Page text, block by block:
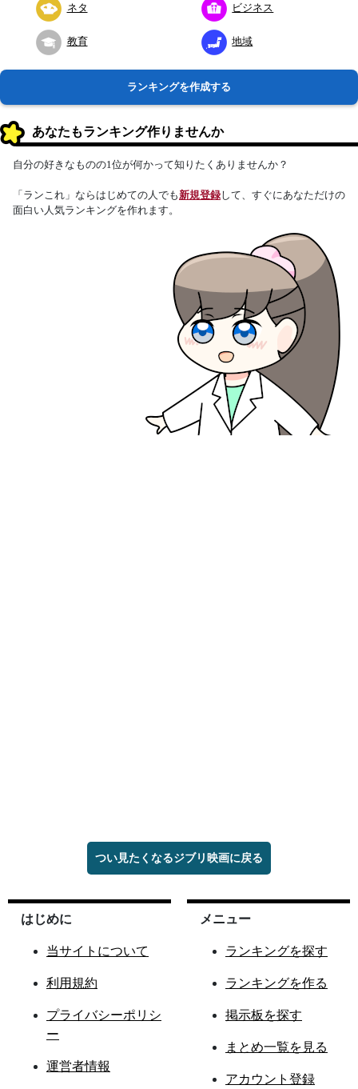
ネタ ビジネス
教育 地域
ランキングを作成する
あなたもランキング作りませんか
自分の好きなものの1位が何かって知りたくありませんか？
「ランこれ」ならはじめての人でも新規登録して、すぐにあなただけの
面白い人気ランキングを作れます。
つい見たくなるジブリ映画に戻る
はじめに
当サイトについて
利用規約
プライバシーポリシ
ー
運営者情報
メニュー
ランキングを探す
ランキングを作る
掲示板を探す
まとめ一覧を見る
アカウント登録